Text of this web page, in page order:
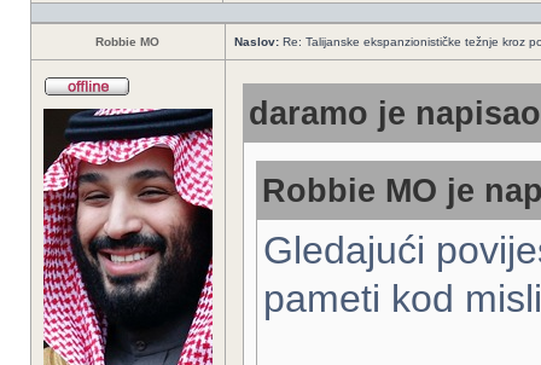
Robbie MO Naslov: Re: Talijanske ekspanzionističke težnje kroz
daramo je
Robbie MO je
Gledajući
pameti kod